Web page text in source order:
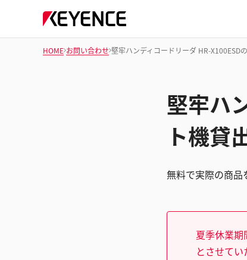
HOME お問い合わせ 堅牢ハンディコードリーダ HR-X100ESD
堅牢ハ
ト機貸
無料で実際の商品
夏季休業
とさせてい